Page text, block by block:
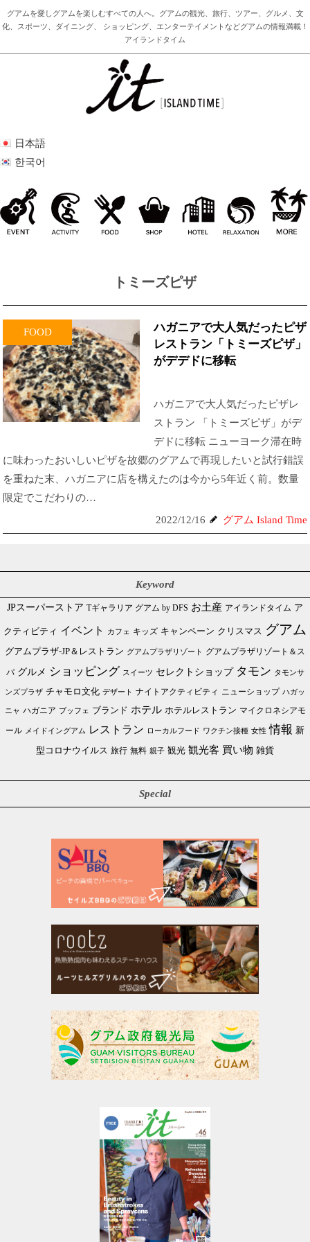
グアムを愛しグアムを楽しむすべての人へ。グアムの観光、旅行、ツアー、グルメ、文
化、スポーツ、ダイニング、 ショッピング、エンターテイメントなどグアムの情報満載！
アイランドタイム
日本語
한국어
トミーズピザ
FOOD
ハガニアで大人気だったピザ
レストラン「トミーズピザ」
がデデドに移転
ハガニアで大人気だったピザレ
ストラン 「トミーズピザ」がデ
デドに移転 ニューヨーク滞在時
に味わったおいしいピザを故郷のグアムで再現したいと試行錯誤
を重ねた末、ハガニアに店を構えたのは今から5年近く前。数量
限定でこだわりの…
2022/12/16
グアム Island Time
Keyword
JPスーパーストア Tギャラリア グアム by DFS お土産 アイランドタイム ア
クティビティ イベント カフェ キッズ キャンペーン クリスマス グアム
グアムプラザ-JP＆レストラン グアムプラザリゾート グアムプラザリゾート＆ス
パ グルメ ショッピング スイーツ セレクトショップ タモン タモンサ
ンズプラザ チャモロ文化 デザート ナイトアクティビティ ニューショップ ハガッ
ニャ ハガニア ブッフェ ブランド ホテル ホテルレストラン マイクロネシアモ
ール メイドイングアム レストラン ローカルフード ワクチン接種 女性 情報 新
型コロナウイルス 旅行 無料 親子 観光 観光客 買い物 雑貨
Special